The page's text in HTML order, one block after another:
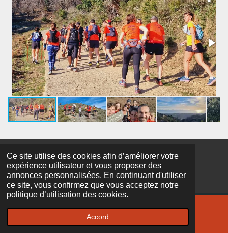
Ce site utilise des cookies afin d’améliorer votre
expérience utilisateur et vous proposer des
annonces personnalisées. En continuant d'utiliser
ce site, vous confirmez que vous acceptez notre
politique d’utilisation des cookies.
Accord
© 2026 Lucciana-atletisImu - Un core, un'animà, un spiritu
Propulsé par